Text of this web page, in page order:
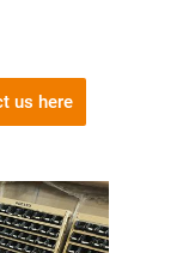
us here